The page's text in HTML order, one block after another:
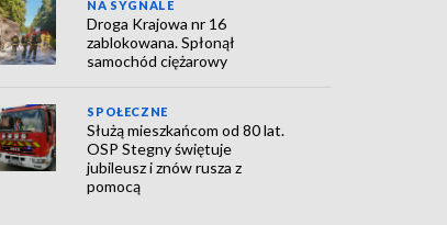
NA SYGNALE
Droga Krajowa nr 16
zablokowana. Spłonął
samochód ciężarowy
SPOŁECZNE
Służą mieszkańcom od 80 lat.
OSP Stegny świętuje
jubileusz i znów rusza z
pomocą